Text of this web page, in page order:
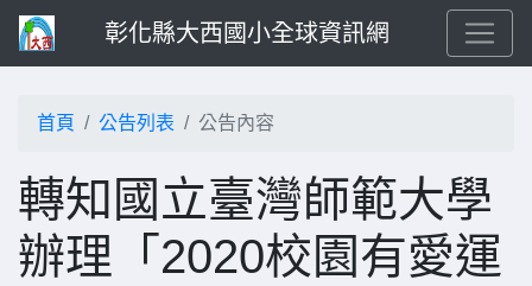
彰化縣大西國小全球資訊網
首頁 公告列表 公告內容
轉知國立臺灣師範大學
辦理「2020校園有愛運